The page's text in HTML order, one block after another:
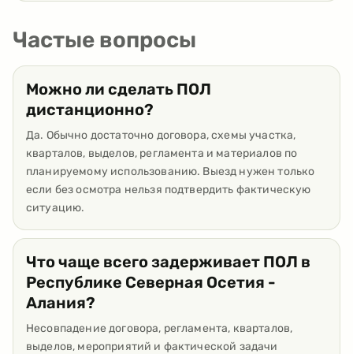
Частые вопросы
Можно ли сделать ПОЛ
дистанционно?
Да. Обычно достаточно договора, схемы участка,
кварталов, выделов, регламента и материалов по
планируемому использованию. Выезд нужен только
если без осмотра нельзя подтвердить фактическую
ситуацию.
Что чаще всего задерживает ПОЛ в
Республике Северная Осетия -
Алания?
Несовпадение договора, регламента, кварталов,
выделов, мероприятий и фактической задачи